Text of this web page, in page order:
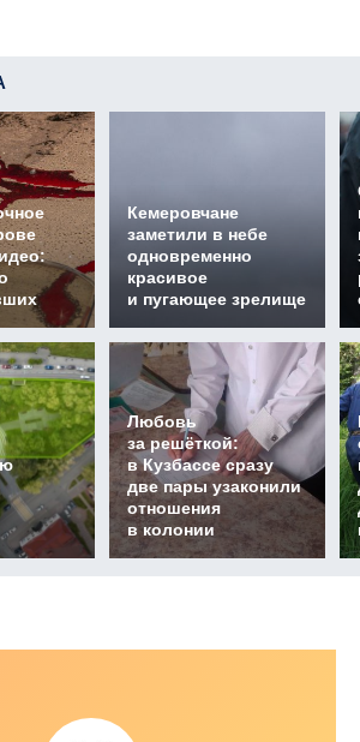
Кемеровчане
заметили в небе
одновременно
красивое
и пугающее зрелище
Любовь
за решёткой:
в Кузбассе сразу
две пары узаконили
отношения
в колонии